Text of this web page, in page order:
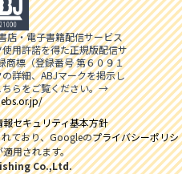
店・電子書籍配信サービス
用許諾を得た正規版配信サ
商標（登録番号 第６０９１
詳細、ABJマークを掲示し
ちらをご覧ください。→
報セキュリティ基本方針
ており、Googleのプライバシーポリシ
適用されます。
Co.,Ltd.